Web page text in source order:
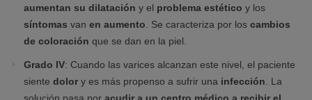
aumentan su dilatación y el problema estético y los
síntomas van en aumento . Se caracteriza por los cambios
de coloración que se dan en la piel.
Grado IV: Cuando las varices alcanzan este nivel, el paciente
siente dolor y es más propenso a sufrir una infección . La
solución pasa por acudir a un centro médico a recibir el